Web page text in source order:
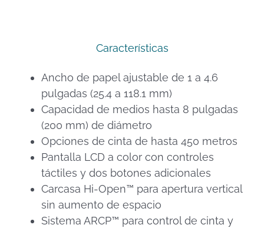
Características
Ancho de papel ajustable de 1 a 4.6
pulgadas (25.4 a 118.1 mm)
Capacidad de medios hasta 8 pulgadas
(200 mm) de diámetro
Opciones de cinta de hasta 450 metros
Pantalla LCD a color con controles
táctiles y dos botones adicionales
Carcasa Hi-Open™ para apertura vertical
sin aumento de espacio
Sistema ARCP™ para control de cinta y